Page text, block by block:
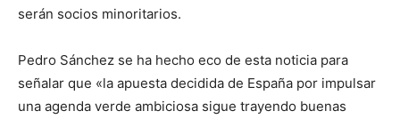
serán socios minoritarios.
Pedro Sánchez se ha hecho eco de esta noticia para
señalar que «la apuesta decidida de España por impulsar
una agenda verde ambiciosa sigue trayendo buenas